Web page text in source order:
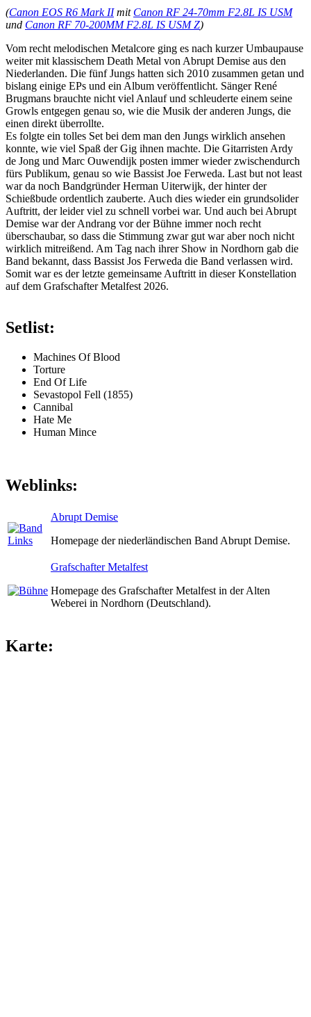
(Canon EOS R6 Mark IImit Canon RF 24-70mm F2.8L IS USM
und Canon RF 70-200MM F2.8L IS USM Z)
Vom recht melodischen Metalcore ging es nach kurzer Umbaupause
weiter mit klassischem Death Metal von Abrupt Demise aus den
Niederlanden. Die fünf Jungs hatten sich 2010 zusammen getan und
bislang einige EPs und ein Album veröffentlicht. Sänger René
Brugmans brauchte nicht viel Anlauf und schleuderte einem seine
Growls entgegen genau so, wie die Musik der anderen Jungs, die
einen direkt überrollte.
Es folgte ein tolles Set bei dem man den Jungs wirklich ansehen
konnte, wie viel Spaß der Gig ihnen machte. Die Gitarristen Ardy
de Jong und Marc Ouwendijk posten immer wieder zwischendurch
fürs Publikum, genau so wie Bassist Joe Ferweda. Last but not least
war da noch Bandgründer Herman Uiterwijk, der hinter der
Schießbude ordentlich zauberte. Auch dies wieder ein grundsolider
Auftritt, der leider viel zu schnell vorbei war. Und auch bei Abrupt
Demise war der Andrang vor der Bühne immer noch recht
überschaubar, so dass die Stimmung zwar gut war aber noch nicht
wirklich mitreißend. Am Tag nach ihrer Show in Nordhorn gab die
Band bekannt, dass Bassist Jos Ferweda die Band verlassen wird.
Somit war es der letzte gemeinsame Auftritt in dieser Konstellation
auf dem Grafschafter Metalfest 2026.
Setlist:
Machines Of Blood
Torture
End Of Life
Sevastopol Fell (1855)
Cannibal
Hate Me
Human Mince
Weblinks:
Abrupt Demise
Homepage der niederländischen Band Abrupt Demise.
Grafschafter Metalfest
Homepage des Grafschafter Metalfest in der Alten
Weberei in Nordhorn (Deutschland).
Karte: